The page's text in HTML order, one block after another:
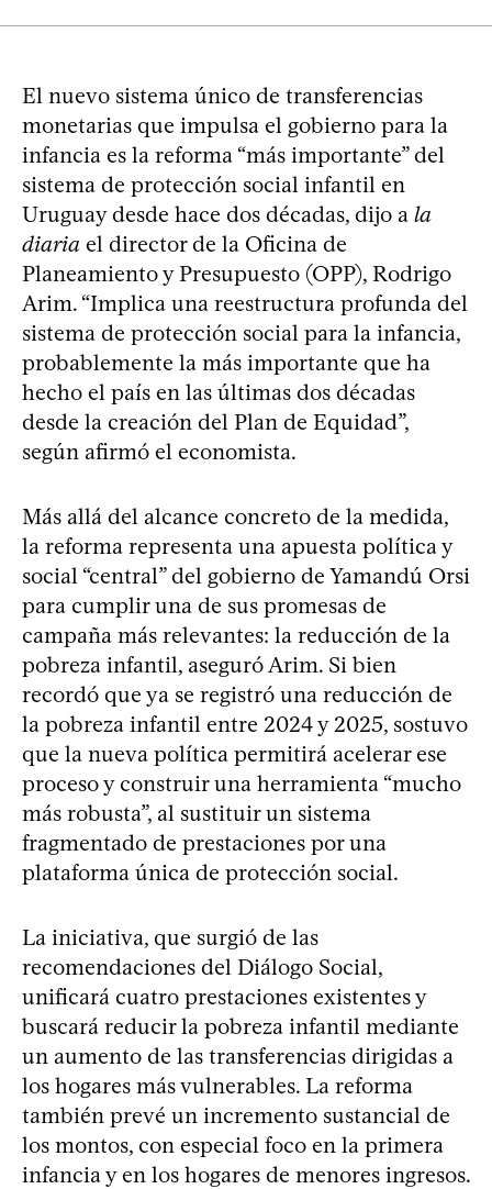
El nuevo sistema único de transferencias
monetarias que impulsa el gobierno para la
infancia es la reforma “más importante” del
sistema de protección social infantil en
Uruguay desde hace dos décadas, dijo a la
diaria el director de la Oficina de
Planeamiento y Presupuesto (OPP), Rodrigo
Arim. “Implica una reestructura profunda del
sistema de protección social para la infancia,
probablemente la más importante que ha
hecho el país en las últimas dos décadas
desde la creación del Plan de Equidad”,
según afirmó el economista.
Más allá del alcance concreto de la medida,
la reforma representa una apuesta política y
social “central” del gobierno de Yamandú Orsi
para cumplir una de sus promesas de
campaña más relevantes: la reducción de la
pobreza infantil, aseguró Arim. Si bien
recordó que ya se registró una reducción de
la pobreza infantil entre 2024 y 2025, sostuvo
que la nueva política permitirá acelerar ese
proceso y construir una herramienta “mucho
más robusta”, al sustituir un sistema
fragmentado de prestaciones por una
plataforma única de protección social.
La iniciativa, que surgió de las
recomendaciones del Diálogo Social,
unificará cuatro prestaciones existentes y
buscará reducir la pobreza infantil mediante
un aumento de las transferencias dirigidas a
los hogares más vulnerables. La reforma
también prevé un incremento sustancial de
los montos, con especial foco en la primera
infancia y en los hogares de menores ingresos.